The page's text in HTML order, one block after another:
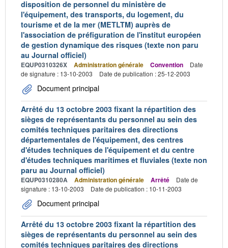
disposition de personnel du ministère de
l'équipement, des transports, du logement, du
tourisme et de la mer (METLTM) auprès de
l'association de préfiguration de l'institut européen
de gestion dynamique des risques (texte non paru
au Journal officiel)
EQUP0310326X Administration générale Convention
Date
de signature : 13-10-2003
Date de publication : 25-12-2003
Document principal
Arrêté du 13 octobre 2003 fixant la répartition des
sièges de représentants du personnel au sein des
comités techniques paritaires des directions
départementales de l'équipement, des centres
d'études techniques de l'équipement et du centre
d'études techniques maritimes et fluviales (texte non
paru au Journal officiel)
EQUP0310280A Administration générale Arrêté
Date de
signature : 13-10-2003
Date de publication : 10-11-2003
Document principal
Arrêté du 13 octobre 2003 fixant la répartition des
sièges de représentants du personnel au sein des
comités techniques paritaires des directions